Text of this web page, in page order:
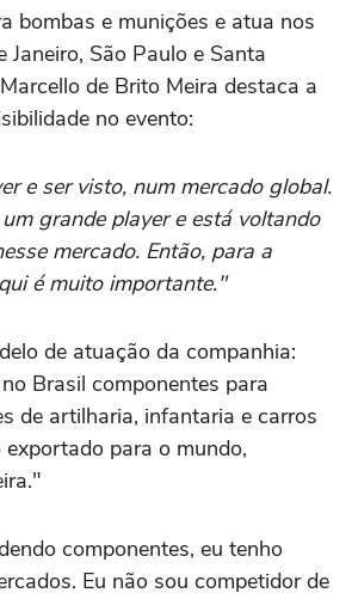
bombas e munições e atua nos
Janeiro, São Paulo e Santa
de Brito Meira destaca a
no evento:
e ser visto, num mercado global.
grande player e está voltando
mercado. Então, para a
é muito importante."
de atuação da companhia:
Brasil componentes para
de artilharia, infantaria e carros
para o mundo,
componentes, eu tenho
Eu não sou competidor de